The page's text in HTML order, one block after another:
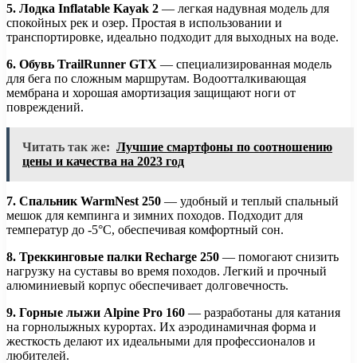
5. Лодка Inflatable Kayak 2 — легкая надувная модель для
спокойных рек и озер. Простая в использовании и
транспортировке, идеально подходит для выходных на воде.
6. Обувь TrailRunner GTX — специализированная модель
для бега по сложным маршрутам. Водоотталкивающая
мембрана и хорошая амортизация защищают ноги от
повреждений.
Читать так же: Лучшие смартфоны по соотношению
цены и качества на 2023 год
7. Спальник WarmNest 250 — удобный и теплый спальный
мешок для кемпинга и зимних походов. Подходит для
температур до -5°C, обеспечивая комфортный сон.
8. Треккинговые палки Recharge 250 — помогают снизить
нагрузку на суставы во время походов. Легкий и прочный
алюминиевый корпус обеспечивает долговечность.
9. Горные лыжи Alpine Pro 160 — разработаны для катания
на горнолыжных курортах. Их аэродинамичная форма и
жесткость делают их идеальными для профессионалов и
любителей.